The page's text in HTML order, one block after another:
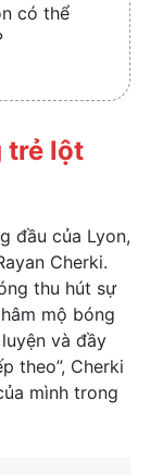
có thể
trẻ lột
đầu của Lyon,
Cherki.
thu hút sự
mộ bóng
và đầy
theo”, Cherki
mình trong